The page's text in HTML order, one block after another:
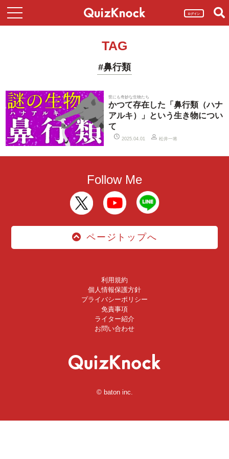
ログイン
TAG
#鼻行類
世にも奇妙な生物たち
かつて存在した「鼻行類（ハナ
アルキ）」という生き物につい
て
2025.04.01 松井一将
Follow Me
ページトップへ
利用規約
個人情報保護方針
プライバシーポリシー
免責事項
ライター紹介
お問い合わせ
© baton inc.